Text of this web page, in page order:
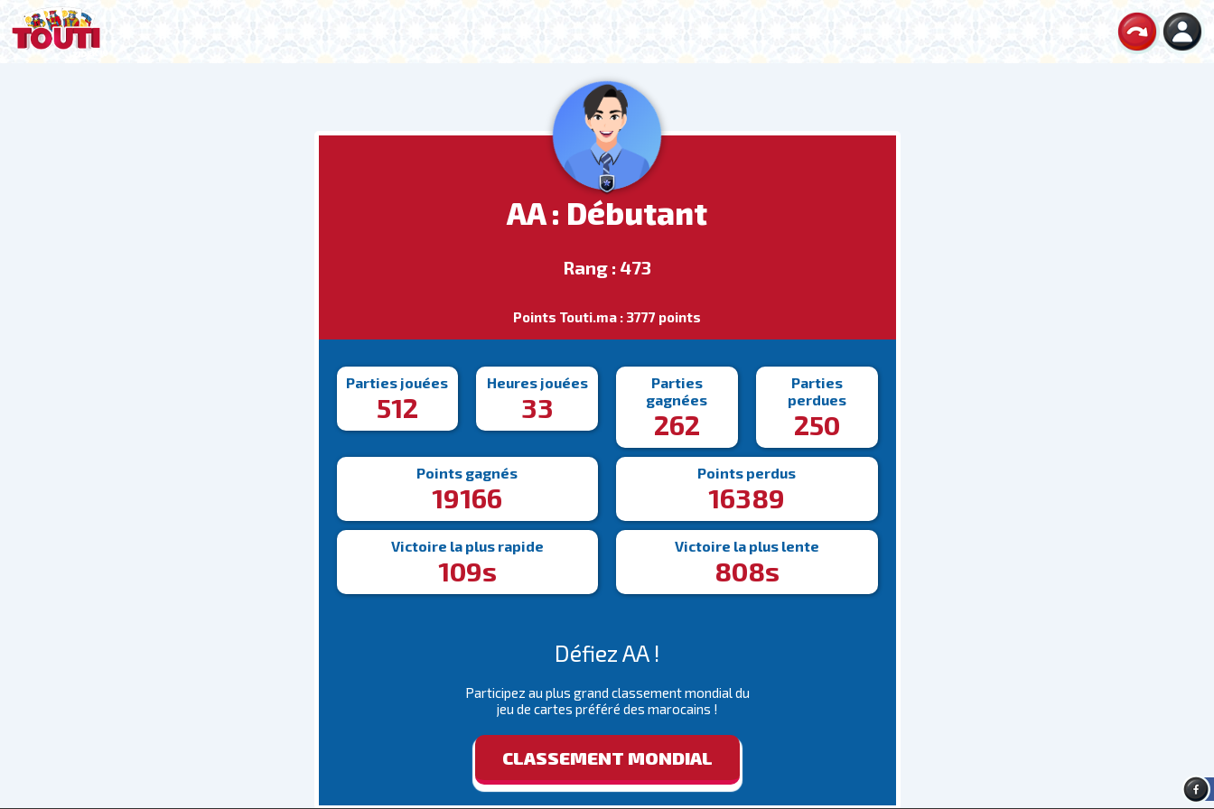
AA : Débutant
Rang : 473
Points Touti.ma : 3777 points
Parties jouées
512
Heures jouées
33
Parties
gagnées
262
Parties
perdues
250
Points gagnés
19166
Points perdus
16389
Victoire la plus rapide
109s
Victoire la plus lente
808s
Défiez AA !
Participez au plus grand classement mondial du
jeu de cartes préféré des marocains !
CLASSEMENT MONDIAL